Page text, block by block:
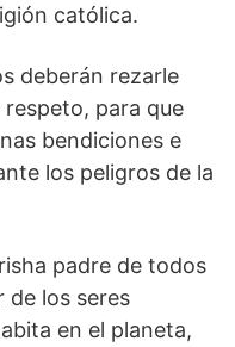
católica.
deberán rezarle
para que
bendiciones e
los peligros de la
padre de todos
de los seres
en el planeta,